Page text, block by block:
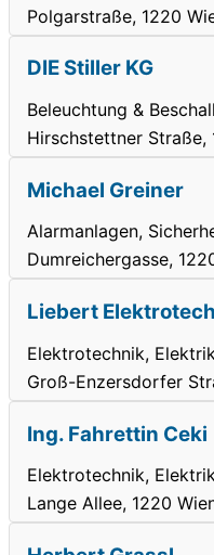
Polgarstraße, 1220
DIE Stiller KG
Beleuchtung &
Hirschstettner Straße,
Michael Greiner
Alarmanlagen,
Dumreichergasse,
Liebert
Elektrotechnik,
Groß-Enzersdorfer
Ing. Fahrettin Ceki
Elektrotechnik,
Lange Allee, 1220